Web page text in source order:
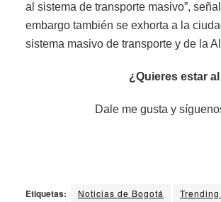
al sistema de transporte masivo”,
embargo también se exhorta a la
sistema masivo de transporte y de la
¿Quieres estar
Dale me gusta y
Etiquetas: Noticias de Bogotá